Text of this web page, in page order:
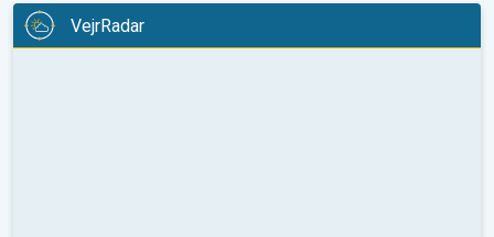
VejrRadar